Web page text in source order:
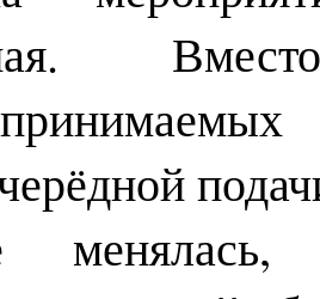
менялась,